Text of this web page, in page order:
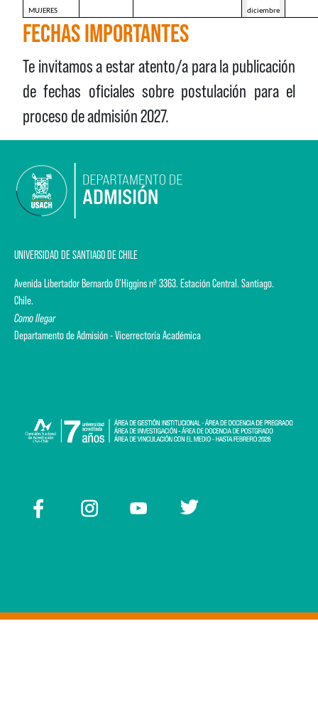
MUJERES diciembre
FECHAS IMPORTANTES
Te invitamos a estar atento/a para la publicación
de fechas oficiales sobre postulación para el
proceso de admisión 2027.
UNIVERSIDAD DE SANTIAGO DE CHILE
Avenida Libertador Bernardo O'Higgins nº 3363. Estación Central. Santiago.
Chile.
Como llegar
Departamento de Admisión - Vicerrectoría Académica